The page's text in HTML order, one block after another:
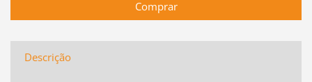
Descrição